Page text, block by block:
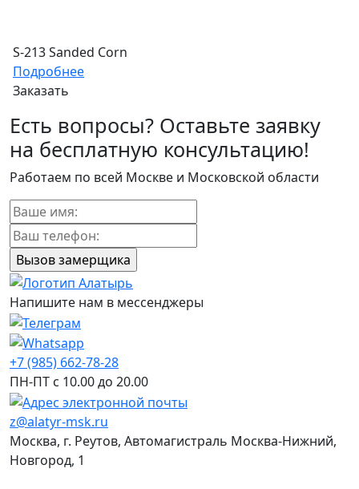
S-213 Sanded Corn
Подробнее
Заказать
Есть вопросы? Оставьте заявку
на бесплатную консультацию!
Работаем по всей Москве и Московской области
Напишите нам в мессенджеры
+7 (985) 662-78-28
ПН-ПТ с 10.00 до 20.00
z@alatyr-msk.ru
Москва, г. Реутов, Автомагистраль Москва-Нижний,
Новгород, 1